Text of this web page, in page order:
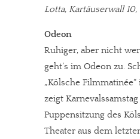
Lotta, Kartäuserwall
Odeon
Ruhiger, aber nicht
geht’s im Odeon zu.
„Kölsche
zeigt
Puppensitzung des
Theater aus dem